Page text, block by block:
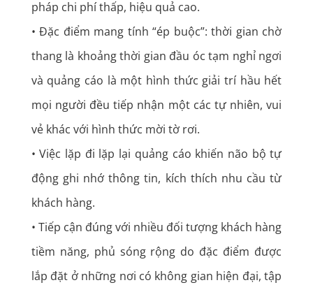
pháp chi phí thấp, hiệu quả cao.
• Đặc điểm mang tính “ép buộc”: thời gian chờ
thang là khoảng thời gian đầu óc tạm nghỉ ngơi
và quảng cáo là một hình thức giải trí hầu hết
mọi người đều tiếp nhận một các tự nhiên, vui
vẻ khác với hình thức mời tờ rơi.
• Việc lặp đi lặp lại quảng cáo khiến não bộ tự
động ghi nhớ thông tin, kích thích nhu cầu từ
khách hàng.
• Tiếp cận đúng với nhiều đối tượng khách hàng
tiềm năng, phủ sóng rộng do đặc điểm được
lắp đặt ở những nơi có không gian hiện đại, tập